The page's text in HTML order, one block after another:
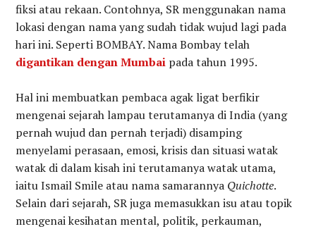
fiksi atau rekaan. Contohnya, SR menggunakan nama
lokasi dengan nama yang sudah tidak wujud lagi pada
hari ini. Seperti BOMBAY. Nama Bombay telah
digantikan dengan Mumbai pada tahun 1995.
Hal ini membuatkan pembaca agak ligat berfikir
mengenai sejarah lampau terutamanya di India (yang
pernah wujud dan pernah terjadi) disamping
menyelami perasaan, emosi, krisis dan situasi watak
watak di dalam kisah ini terutamanya watak utama,
iaitu Ismail Smile atau nama samarannya Quichotte.
Selain dari sejarah, SR juga memasukkan isu atau topik
mengenai kesihatan mental, politik, perkauman,